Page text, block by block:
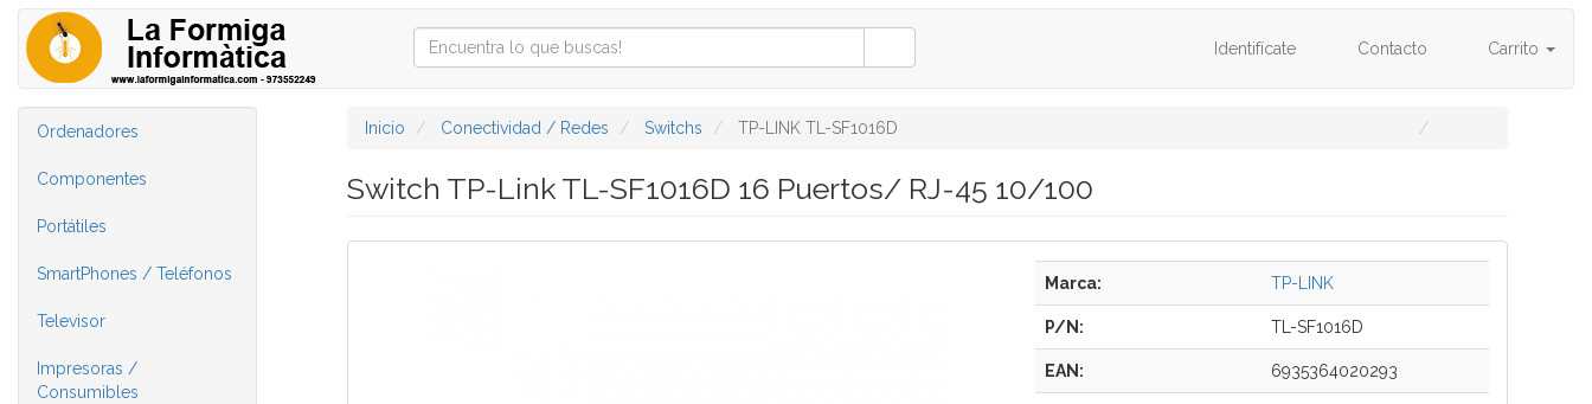
Identifícate Contacto Carrito
Ordenadores
Componentes
Portátiles
SmartPhones / Teléfonos
Televisor
Impresoras /
Consumibles
Inicio Conectividad / Redes Switchs TP-LINK TL-SF1016D
Switch TP-Link TL-SF1016D 16 Puertos/ RJ-45 10/100
Marca: TP-LINK
P/N: TL-SF1016D
EAN: 6935364020293